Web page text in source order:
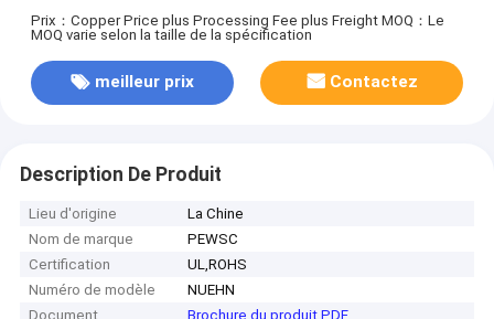
Prix：Copper Price plus Processing Fee plus Freight MOQ：Le
MOQ varie selon la taille de la spécification
meilleur prix Contactez
Description De Produit
Lieu d'origine
La Chine
Nom de marque
PEWSC
Certification
UL,ROHS
Numéro de modèle
NUEHN
Document
Brochure du produit PDF